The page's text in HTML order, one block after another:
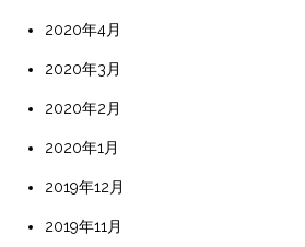
2020年4月
2020年3月
2020年2月
2020年1月
2019年12月
2019年11月